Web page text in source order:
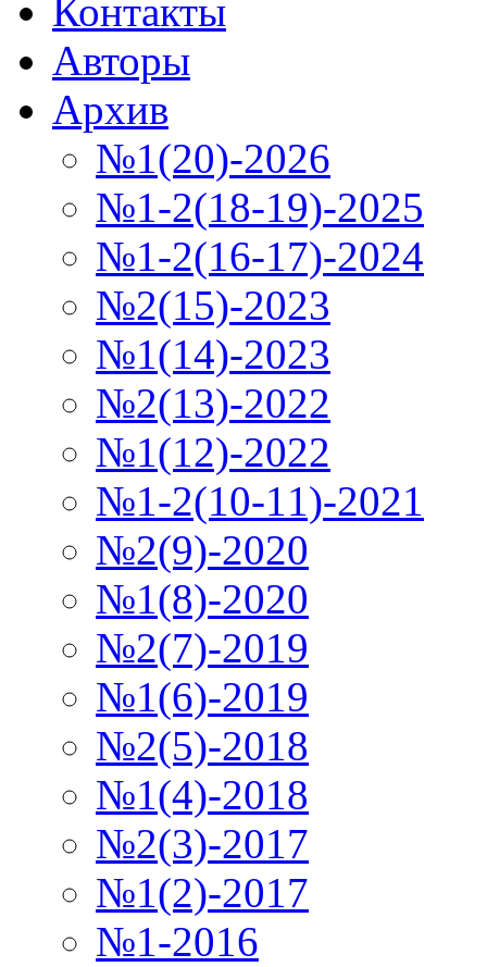
Контакты
Авторы
Архив
№1(20)-2026
№1-2(18-19)-2025
№1-2(16-17)-2024
№2(15)-2023
№1(14)-2023
№2(13)-2022
№1(12)-2022
№1-2(10-11)-2021
№2(9)-2020
№1(8)-2020
№2(7)-2019
№1(6)-2019
№2(5)-2018
№1(4)-2018
№2(3)-2017
№1(2)-2017
№1-2016